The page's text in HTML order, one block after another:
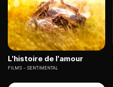
L'histoire de l'amour
FILMS SENTIMENTAL